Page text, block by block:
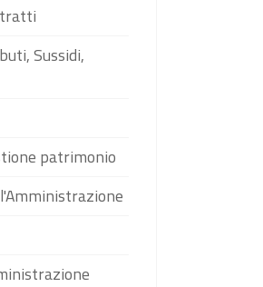
Sussidi,
patrimonio